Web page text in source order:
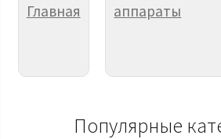
Главная
аппараты
Популярные